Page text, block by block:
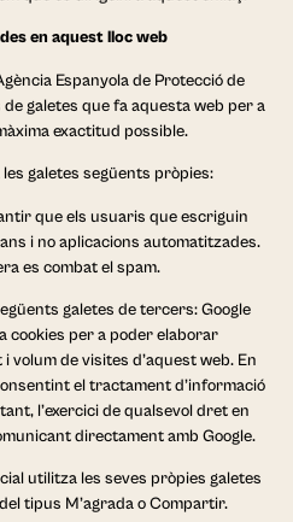
en aquest lloc web
Espanyola de Protecció de
galetes que fa aquesta web per a
exactitud possible.
galetes següents pròpies:
que els usuaris que escriguin
i no aplicacions automatitzades.
es combat el spam.
galetes de tercers: Google
cookies per a poder elaborar
de visites d’aquest web. En
el tractament d’informació
l’exercici de qualsevol dret en
directament amb Google.
utilitza les seves pròpies galetes
tipus M’agrada o Compartir.